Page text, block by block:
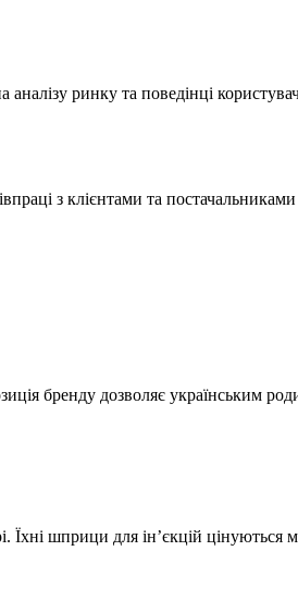
ринку та поведінці
з клієнтами та постачальниками
бренду дозволяє українським
шприци для ін’єкцій